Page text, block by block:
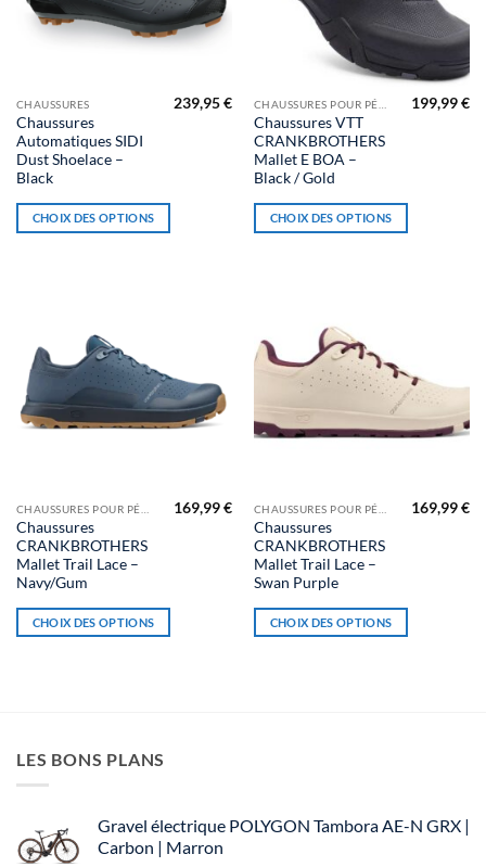
produit
CHAUSSURES
Chaussures
Automatiques SIDI
Dust Shoelace –
Black
239,95€
CHOIX DES OPTIONS
Ce
produit
a
plusieurs
Les
page
du
produit
CHAUSSURES POUR PÉDALES AUTOMATIQUES
Chaussures VTT
CRANKBROTHERS
Mallet E BOA –
Black / Gold
199,99€
CHOIX DES OPTIONS
Ce
produit
a
plusieurs
Les
la
produit
Chaussures
CRANKBROTHERS
Mallet Trail Lace –
Navy/Gum
169,99€
CHOIX DES OPTIONS
Ce
produit
a
plusieurs
Les
la
page
produit
Chaussures
CRANKBROTHERS
Mallet Trail Lace –
Swan Purple
169,99€
CHOIX DES OPTIONS
Ce
produit
a
plusieurs
Les
produit
LES BONS PLANS
Gravel électrique POLYGON Tambora AE-N GRX |
Carbon | Marron